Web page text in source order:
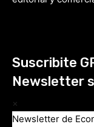
Suscribite
Newsletter
×
Newsletter de